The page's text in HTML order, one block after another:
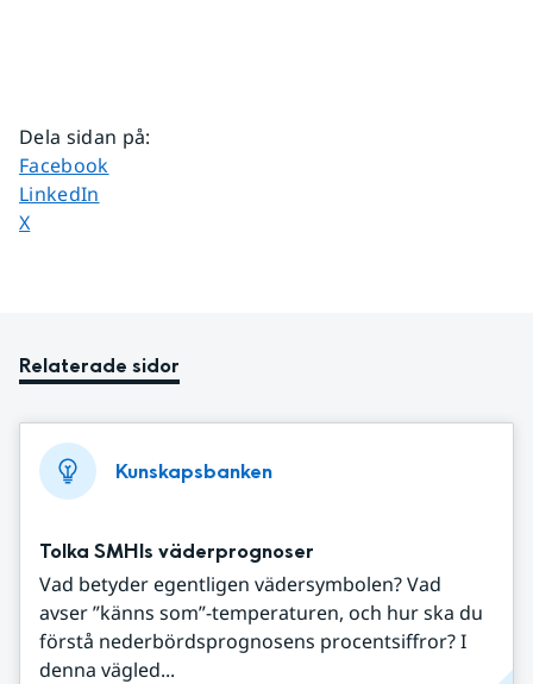
Dela sidan på:
Dela sidan på
Facebook
Dela sidan på
LinkedIn
Dela sidan på
X
Relaterade sidor
Kunskapsbanken
Tolka SMHIs väderprognoser
Vad betyder egentligen vädersymbolen? Vad
avser ”känns som”-temperaturen, och hur ska du
förstå nederbördsprognosens procentsiffror? I
denna vägled...